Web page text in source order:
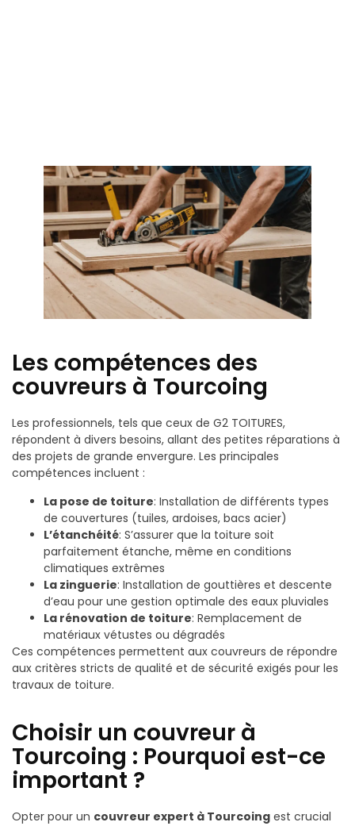
Les compétences des
couvreurs à Tourcoing
Les professionnels, tels que ceux de G2 TOITURES,
répondent à divers besoins, allant des petites réparations à
des projets de grande envergure. Les principales
compétences incluent :
La pose de toiture: Installation de différents types
de couvertures (tuiles, ardoises, bacs acier)
L’étanchéité: S’assurer que la toiture soit
parfaitement étanche, même en conditions
climatiques extrêmes
La zinguerie: Installation de gouttières et descente
d’eau pour une gestion optimale des eaux pluviales
La rénovation de toiture: Remplacement de
matériaux vétustes ou dégradés
Ces compétences permettent aux couvreurs de répondre
aux critères stricts de qualité et de sécurité exigés pour les
travaux de toiture.
Choisir un couvreur à
Tourcoing : Pourquoi est-ce
important ?
Opter pour un couvreur expert à Tourcoing est crucial